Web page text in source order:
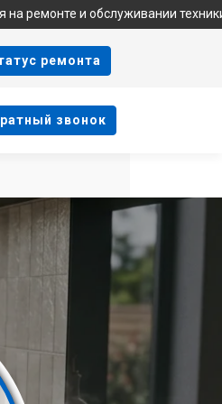
техники Indesit.
ремонта
звонок